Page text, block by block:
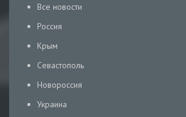
Все новости
Россия
Крым
Севастополь
Новороссия
Украина